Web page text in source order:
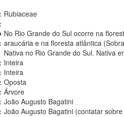
Rubiaceae
No Rio Grande do Sul ocorre na
araucária e na floresta atlântica
Nativa no Rio Grande do Sul. Nativa
Inteira
Inteira
Oposta
Árvore
João Augusto Bagatini
João Augusto Bagatini (contatar